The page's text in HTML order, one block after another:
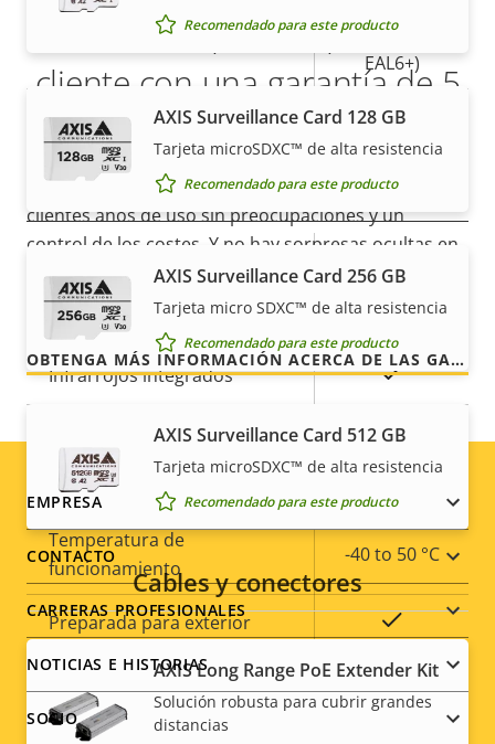
Secure keystore
Element (CC
EAL6+)
Axis Edge Vault Sí
de
propiedad
la
propiedad
Zoom remoto Sí
Infrarrojos integrados Sí
Almacenamiento local
(ranura para tarjeta de
memoria)
Temperatura de
funcionamiento
-40 to 50 °C
Preparada para exterior
Clasificación de vandalismo IK10
Clasificación IP
Recomendado para este producto
AXIS Surveillance Card 128 GB
Tarjeta microSDXC™ de alta resistencia
Recomendado para este producto
AXIS Surveillance Card 256 GB
Tarjeta micro SDXC™ de alta resistencia
Recomendado para este producto
AXIS Surveillance Card 512 GB
Tarjeta microSDXC™ de alta resistencia
Recomendado para este producto
Cables y conectores
AXIS Long Range PoE Extender Kit
Solución robusta para cubrir grandes
distancias
Más tranquilidad para el
cliente con una garantía de 5
años
Nuestra nueva garantía de 5 años brinda a nuestros
clientes años de uso sin preocupaciones y un
control de los costes. Y no hay sorpresas ocultas en
la factura, lo que prometemos es exactamente lo
que recibe.
OBTENGA MÁS INFORMACIÓN ACERCA DE LAS GARANTÍAS DE AXIS
Footer
menu
EMPRESA
CONTACTO
CARRERAS PROFESIONALES
NOTICIAS E HISTORIAS
SOCIO